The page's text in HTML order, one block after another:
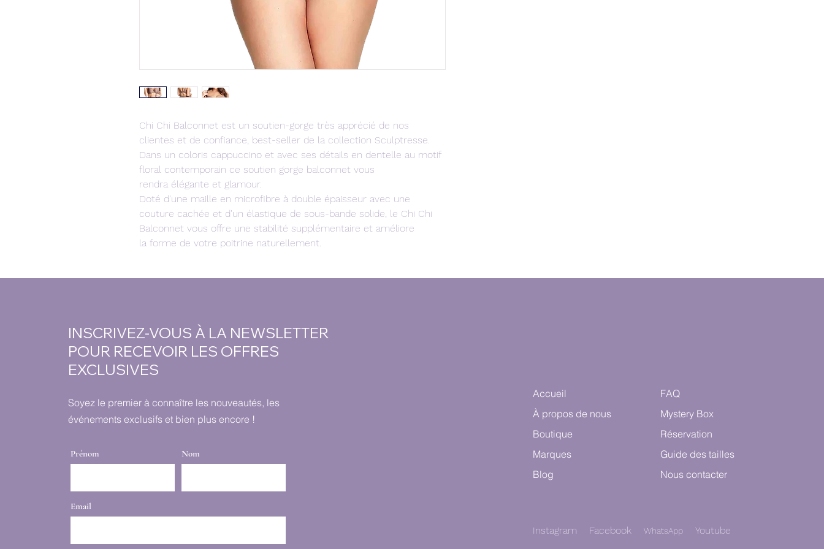
Chi Chi Balconnet est un soutien-gorge très apprécié de nos
clientes et de confiance, best-seller de la collection Sculptresse.
Dans un coloris cappuccino et avec ses détails en dentelle au motif
floral contemporain ce soutien gorge balconnet vous
rendra élégante et glamour.
Doté d'une maille en microfibre à double épaisseur avec une
couture cachée et d'un élastique de sous-bande solide, le Chi Chi
Balconnet vous offre une stabilité supplémentaire et améliore
la forme de votre poitrine naturellement.
INSCRIVEZ-VOUS À LA NEWSLETTER
POUR RECEVOIR LES OFFRES
EXCLUSIVES
Soyez le premier à connaître les nouveautés, les
événements exclusifs et bien plus encore !
Prénom Nom
Email
Accueil
À propos de nous
Boutique
Marques
Blog
FAQ
Mystery Box
Réservation
Guide des tailles
Nous contacter
Instagram Facebook WhatsApp Youtube